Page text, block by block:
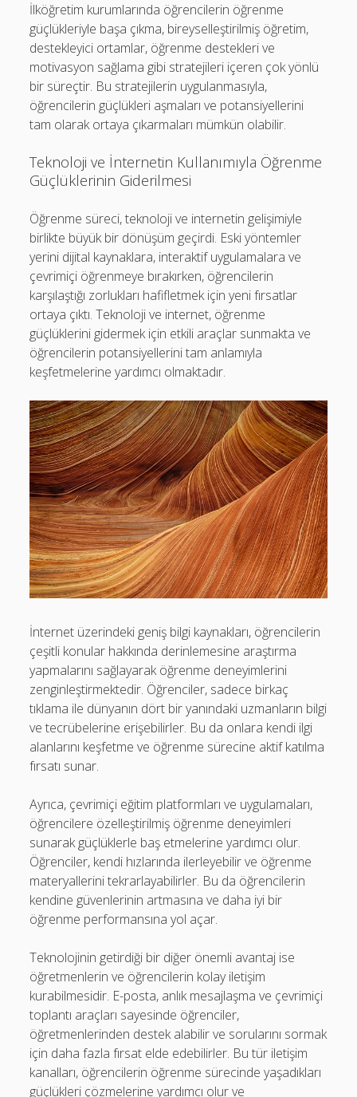
İlköğretim kurumlarında öğrencilerin öğrenme
güçlükleriyle başa çıkma, bireyselleştirilmiş öğretim,
destekleyici ortamlar, öğrenme destekleri ve
motivasyon sağlama gibi stratejileri içeren çok yönlü
bir süreçtir. Bu stratejilerin uygulanmasıyla,
öğrencilerin güçlükleri aşmaları ve potansiyellerini
tam olarak ortaya çıkarmaları mümkün olabilir.
Teknoloji ve İnternetin Kullanımıyla Öğrenme
Güçlüklerinin Giderilmesi
Öğrenme süreci, teknoloji ve internetin gelişimiyle
birlikte büyük bir dönüşüm geçirdi. Eski yöntemler
yerini dijital kaynaklara, interaktif uygulamalara ve
çevrimiçi öğrenmeye bırakırken, öğrencilerin
karşılaştığı zorlukları hafifletmek için yeni fırsatlar
ortaya çıktı. Teknoloji ve internet, öğrenme
güçlüklerini gidermek için etkili araçlar sunmakta ve
öğrencilerin potansiyellerini tam anlamıyla
keşfetmelerine yardımcı olmaktadır.
İnternet üzerindeki geniş bilgi kaynakları, öğrencilerin
çeşitli konular hakkında derinlemesine araştırma
yapmalarını sağlayarak öğrenme deneyimlerini
zenginleştirmektedir. Öğrenciler, sadece birkaç
tıklama ile dünyanın dört bir yanındaki uzmanların bilgi
ve tecrübelerine erişebilirler. Bu da onlara kendi ilgi
alanlarını keşfetme ve öğrenme sürecine aktif katılma
fırsatı sunar.
Ayrıca, çevrimiçi eğitim platformları ve uygulamaları,
öğrencilere özelleştirilmiş öğrenme deneyimleri
sunarak güçlüklerle baş etmelerine yardımcı olur.
Öğrenciler, kendi hızlarında ilerleyebilir ve öğrenme
materyallerini tekrarlayabilirler. Bu da öğrencilerin
kendine güvenlerinin artmasına ve daha iyi bir
öğrenme performansına yol açar.
Teknolojinin getirdiği bir diğer önemli avantaj ise
öğretmenlerin ve öğrencilerin kolay iletişim
kurabilmesidir. E-posta, anlık mesajlaşma ve çevrimiçi
toplantı araçları sayesinde öğrenciler,
öğretmenlerinden destek alabilir ve sorularını sormak
için daha fazla fırsat elde edebilirler. Bu tür iletişim
kanalları, öğrencilerin öğrenme sürecinde yaşadıkları
güçlükleri çözmelerine yardımcı olur ve